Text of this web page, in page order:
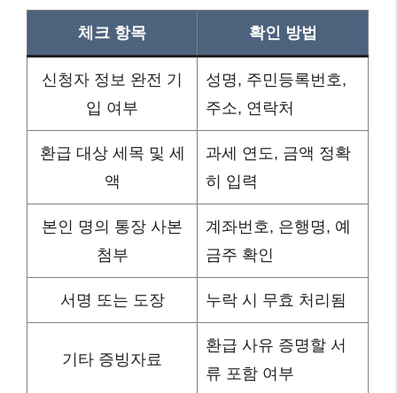
체크 항목 확인 방법
신청자 정보 완전 기
입 여부
성명, 주민등록번호,
주소, 연락처
환급 대상 세목 및 세
액
과세 연도, 금액 정확
히 입력
본인 명의 통장 사본
첨부
계좌번호, 은행명, 예
금주 확인
서명 또는 도장 누락 시 무효 처리됨
기타 증빙자료
환급 사유 증명할 서
류 포함 여부